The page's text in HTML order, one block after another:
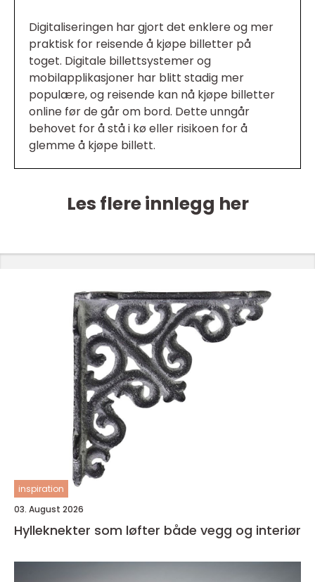
Digitaliseringen har gjort det enklere og mer
praktisk for reisende å kjøpe billetter på
toget. Digitale billettsystemer og
mobilapplikasjoner har blitt stadig mer
populære, og reisende kan nå kjøpe billetter
online før de går om bord. Dette unngår
behovet for å stå i kø eller risikoen for å
glemme å kjøpe billett.
Les flere innlegg her
inspiration
03. August 2026
Hylleknekter som løfter både vegg og interiør